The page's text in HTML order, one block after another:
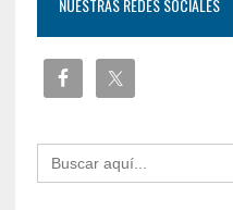
NUESTRAS REDES SOCIALES
Buscar: